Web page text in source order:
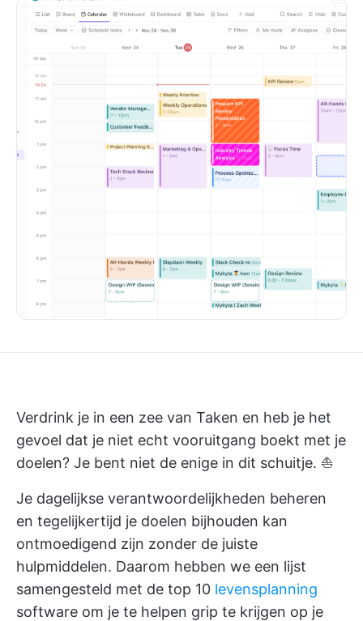
Verdrink je in een zee van Taken en heb je het
gevoel dat je niet echt vooruitgang boekt met je
doelen? Je bent niet de enige in dit schuitje. ⛵
Je dagelijkse verantwoordelijkheden beheren
en tegelijkertijd je doelen bijhouden kan
ontmoedigend zijn zonder de juiste
hulpmiddelen. Daarom hebben we een lijst
samengesteld met de top 10 levensplanning
software om je te helpen grip te krijgen op je